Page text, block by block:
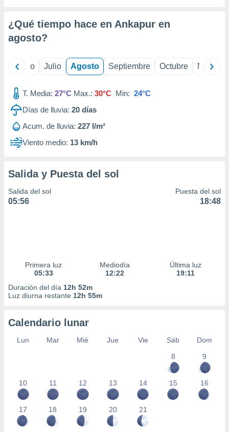
e
mediante
publicidad
publicidad
de
1199
¿Qué tiempo hace en Ankapur en
agosto?
Junio Julio Agosto Septiembre Octubre
T. Media: 27°C Max.: 30°C Min: 24°C
Días de lluvia: 20 días
Acum. de lluvia: 227 l/m²
Viento medio: 13 km/h
Salida y Puesta del sol
Salida del sol
05:56
Puesta del sol
18:48
Primera luz
05:33
Mediodía
12:22
Última luz
19:11
Duración del día 12h 52m
Luz diurna restante 12h 55m
Calendario lunar
Lun Mar Mié Jue Vie Sáb
Dom
8
9
10 11 12 13 14 15 16
17 18 19 20 21